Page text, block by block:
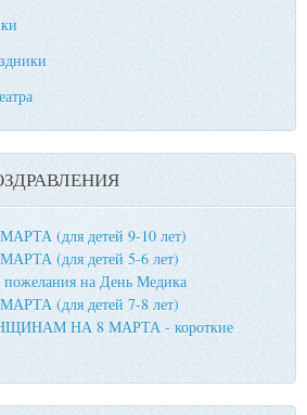
(для детей 9-10 лет)
(для детей 5-6 лет)
пожелания на День Медика
(для детей 7-8 лет)
НА 8 МАРТА - короткие